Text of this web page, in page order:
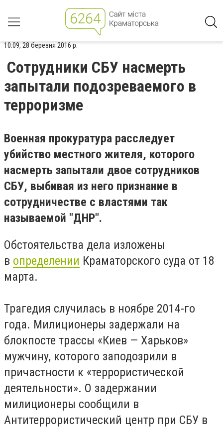
10:09, 28 березня 2016 р.
Сотрудники СБУ насмерть
запытали подозреваемого в
терроризме
Военная прокуратура расследует
убийство местного жителя, которого
насмерть запытали двое сотрудников
СБУ, выбивая из него признание в
сотрудничестве с властями так
называемой "ДНР".
Обстоятельства дела изложены
в определении Краматорского суда от 18
марта.
Трагедия случилась в ноябре 2014-го
года. Милиционеры задержали на
блокпосте трассы «Киев — Харьков»
мужчину, которого заподозрили в
причастности к «террористической
деятельности». О задержании
милиционеры сообщили в
Антитеррористический центр при СБУ в